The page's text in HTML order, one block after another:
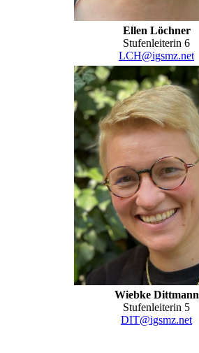
Ellen Löchner
Stufenleiterin 6
LCH@igsmz.net
Wiebke Dittmann
Stufenleiterin 5
DIT@igsmz.net